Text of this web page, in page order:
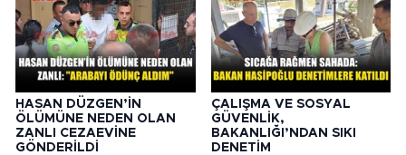
HASAN DÜZGEN’İN
ÖLÜMÜNE NEDEN OLAN
ZANLI CEZAEVİNE
GÖNDERİLDİ
ÇALIŞMA VE SOSYAL
GÜVENLİK,
BAKANLIĞI’NDAN SIKI
DENETİM